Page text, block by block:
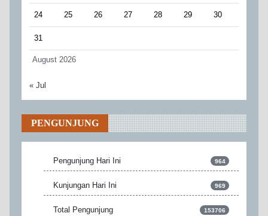
August 2026
24 25 26 27 28 29 30
31
« Jul
PENGUNJUNG
Pengunjung Hari Ini 964
Kunjungan Hari Ini 969
Total Pengunjung 153706